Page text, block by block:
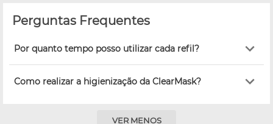
Perguntas Frequentes
Por quanto tempo posso utilizar cada refil?
Como realizar a higienização da ClearMask?
VER MENOS